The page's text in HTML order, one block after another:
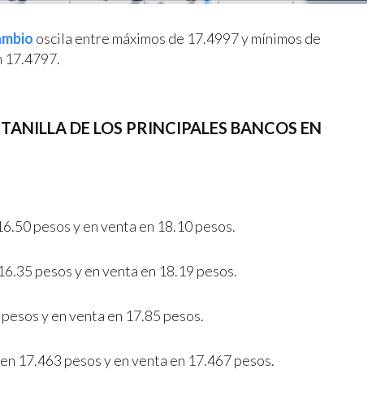
oscila entre máximos de 17.4997 y mínimos de
17.4797.
DE LOS PRINCIPALES BANCOS EN
pesos y en venta en 18.10 pesos.
pesos y en venta en 18.19 pesos.
y en venta en 17.85 pesos.
17.463 pesos y en venta en 17.467 pesos.